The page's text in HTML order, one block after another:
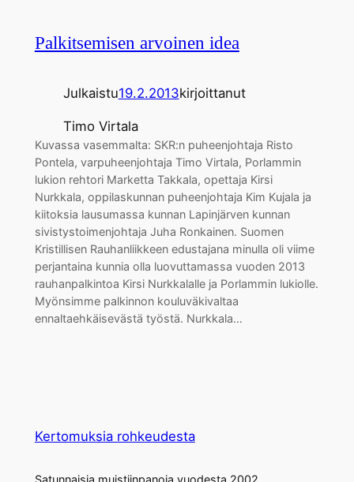
Palkitsemisen arvoinen idea
Julkaistu19.2.2013kirjoittanut
Timo Virtala
Kuvassa vasemmalta: SKR:n puheenjohtaja Risto
Pontela, varpuheenjohtaja Timo Virtala, Porlammin
lukion rehtori Marketta Takkala, opettaja Kirsi
Nurkkala, oppilaskunnan puheenjohtaja Kim Kujala ja
kiitoksia lausumassa kunnan Lapinjärven kunnan
sivistystoimenjohtaja Juha Ronkainen. Suomen
Kristillisen Rauhanliikkeen edustajana minulla oli viime
perjantaina kunnia olla luovuttamassa vuoden 2013
rauhanpalkintoa Kirsi Nurkkalalle ja Porlammin lukiolle.
Myönsimme palkinnon kouluväkivaltaa
ennaltaehkäisevästä työstä. Nurkkala…
Kertomuksia rohkeudesta
Satunnaisia muistiinpanoja vuodesta 2002